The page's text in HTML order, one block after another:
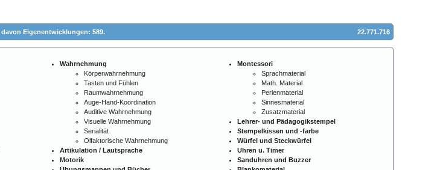
davon Eigenentwicklungen: 589. 22.771.716
Wahrnehmung
Körperwahrnehmung
Tasten und Fühlen
Raumwahrnehmung
Auge-Hand-Koordination
Auditive Wahrnehmung
Visuelle Wahrnehmung
Serialität
Olfaktorische Wahrnehmung
Artikulation / Lautsprache
Motorik
Montessori
Sprachmaterial
Math. Material
Perlenmaterial
Sinnesmaterial
Zusatzmaterial
Lehrer- und Pädagogikstempel
Stempelkissen und -farbe
Würfel und Steckwürfel
Uhren u. Timer
Sanduhren und Buzzer